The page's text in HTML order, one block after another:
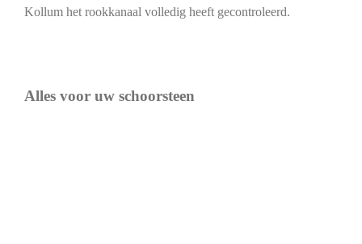
Kollum het rookkanaal volledig heeft gecontroleerd.
Alles voor uw schoorsteen